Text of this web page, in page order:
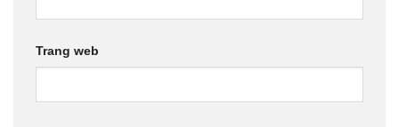
Trang web